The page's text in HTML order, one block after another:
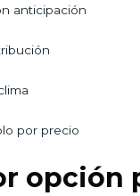
anticipación
por precio
opción